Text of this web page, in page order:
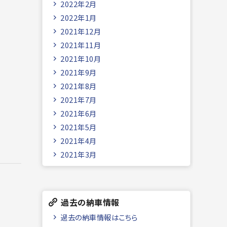
2022年2月
2022年1月
2021年12月
2021年11月
2021年10月
2021年9月
2021年8月
2021年7月
2021年6月
2021年5月
2021年4月
2021年3月
過去の納車情報
過去の納車情報はこちら